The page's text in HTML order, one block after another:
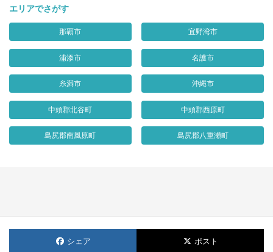
エリアでさがす
那覇市 宜野湾市
浦添市 名護市
糸満市 沖縄市
中頭郡北谷町 中頭郡西原町
島尻郡南風原町 島尻郡八重瀬町
シェア ポスト